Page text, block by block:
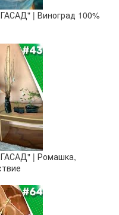
| Виноград 100%
| Ромашка,